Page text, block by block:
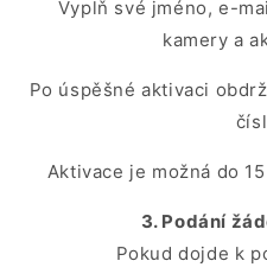
Vyplň své jméno, e-
kamery a
Po úspěšné aktivaci
Aktivace je možná do
3. Podání
Pokud dojde k